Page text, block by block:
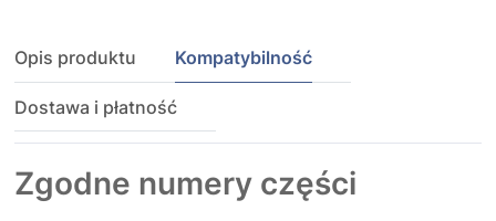
Opis produktu Kompatybilność
Dostawa i płatność
Zgodne numery części